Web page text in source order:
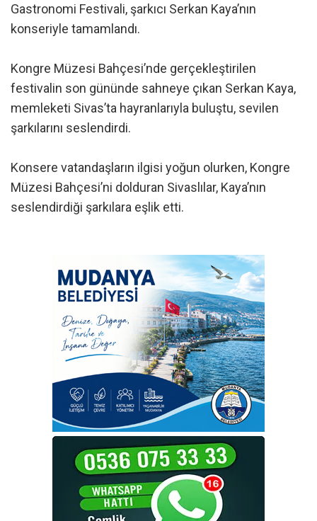
Gastronomi Festivali, şarkıcı Serkan Kaya’nın
konseriyle tamamlandı.
Kongre Müzesi Bahçesi’nde gerçekleştirilen
festivalin son gününde sahneye çıkan Serkan Kaya,
memleketi Sivas’ta hayranlarıyla buluştu, sevilen
şarkılarını seslendirdi.
Konsere vatandaşların ilgisi yoğun olurken, Kongre
Müzesi Bahçesi’ni dolduran Sivaslılar, Kaya’nın
seslendirdiği şarkılara eşlik etti.